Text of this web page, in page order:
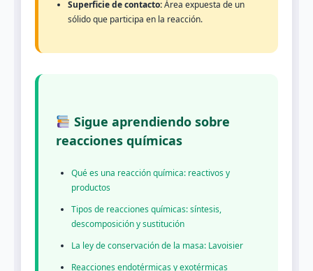
Superficie de contacto:Área expuesta de un
sólido que participa en la reacción.
Sigue aprendiendo sobre
reacciones químicas
Qué es una reacción química: reactivos y
productos
Tipos de reacciones químicas: síntesis,
descomposición y sustitución
La ley de conservación de la masa: Lavoisier
Reacciones endotérmicas y exotérmicas